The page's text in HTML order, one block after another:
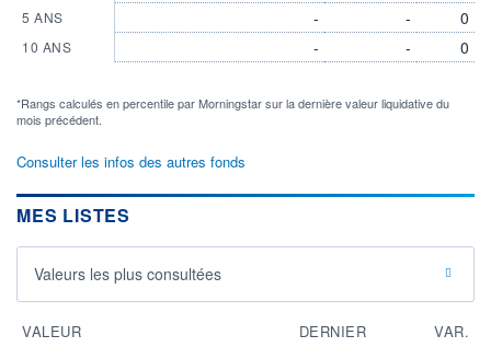
5 ANS
10 ANS
-
-
-
-
0
0
*Rangs calculés en percentile par Morningstar sur la dernière valeur liquidative du
mois précédent.
Consulter les infos des autres fonds
MES LISTES
Valeurs les plus consultées
VALEUR DERNIER
VAR.